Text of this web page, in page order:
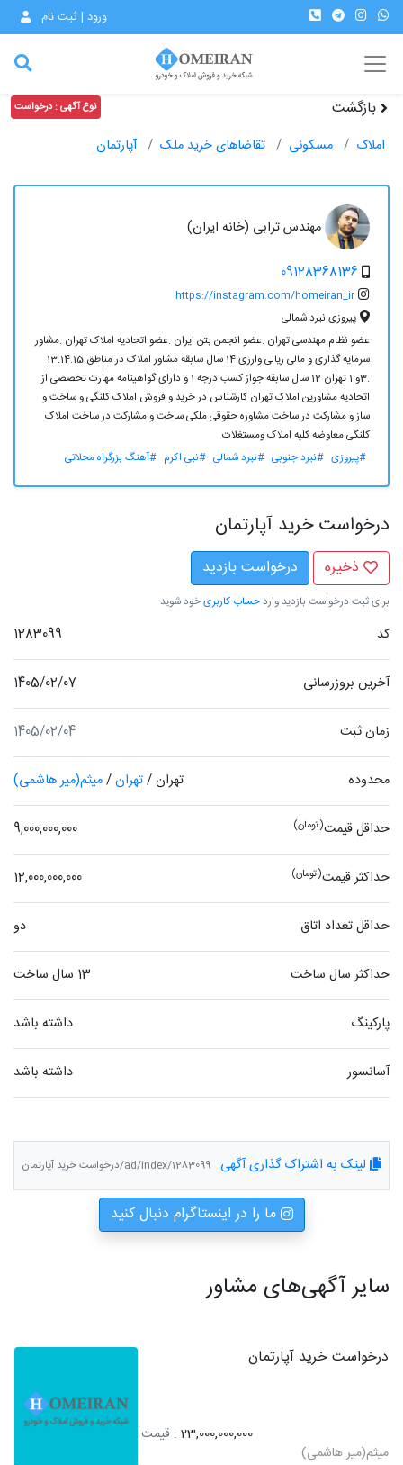
ورود | ثبت نام
بازگشت نوع آگهی : درخواست
املاک مسکونی تقاضاهای خرید ملک آپارتمان
مهندس ترابی (خانه ایران)
09128368136
https://instagram.com/homeiran_ir
پیروزی نبرد شمالی
عضو نظام مهندسی تهران .عضو انجمن بتن ایران .عضو اتحادیه املاک تهران .مشاور
سرمایه گذاری و مالی ریالی وارزی 14 سال سابقه مشاور املاک در مناطق 13.14.15
.3و 1 تهران 12 سال سابقه جواز کسب درجه 1 و دارای گواهینامه مهارت تخصصی از
اتحادیه مشاورین املاک تهران کارشناس در خرید و فروش املاک کلنگی و ساخت و
ساز و مشارکت در ساخت مشاوره حقوقی ملکی ساخت و مشارکت در ساخت املاک
کلنگی معاوضه کلیه املاک ومستغلات
#پیروزی #نبرد جنوبی #نبرد شمالی #نبی اکرم #آهنگ بزرگراه محلاتی
درخواست خرید آپارتمان
ذخیره درخواست بازدید
برای ثبت درخواست بازدید واردحساب کاربریخود شوید
کد 1283099
آخرین بروزرسانی 1405/02/07
زمان ثبت 1405/02/04
محدوده تهران/تهران/میثم(میر هاشمی)
حداقل قیمت 9,000,000,000 (تومان)
حداکثر قیمت 12,000,000,000 (تومان)
حداقل تعداد اتاق دو
حداکثر سال ساخت 13 سال ساخت
پارکینگ داشته باشد
آسانسور داشته باشد
لینک به اشتراک گذاری آگهی ad/index/1283099/درخواست خرید آپارتمان
ما را در اینستاگرام دنبال کنید
سایر آگهی‌های مشاور
درخواست خرید آپارتمان
23,000,000,000 : قیمت
میثم(میر هاشمی)